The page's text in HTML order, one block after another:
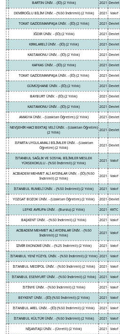
BARTIN ÜNİV. - (İÖ) (2 Yıllık) 2021 Devlet
DEMİROĞLU BİLİM ÜNİV. - (%50 İndirimli) (2 Yıllık) 2021 Vakıf
TOKAT GAZİOSMANPAŞA ÜNİV. - (İÖ) (2 Yıllık) 2021 Devlet
IĞDIR ÜNİV. - (İÖ) (2 Yıllık) 2021 Devlet
KIRKLARELİ ÜNİV. - (İÖ) (2 Yıllık) 2021 Devlet
KASTAMONU ÜNİV. - (İÖ) (2 Yıllık) 2021 Devlet
KAFKAS ÜNİV. - (İÖ) (2 Yıllık) 2021 Devlet
TOKAT GAZİOSMANPAŞA ÜNİV. - (İÖ) (2 Yıllık) 2021 Devlet
GÜMÜŞHANE ÜNİV. - (İÖ) (2 Yıllık) 2021 Devlet
BAYBURT ÜNİV. - (İÖ) (2 Yıllık) 2021 Devlet
KASTAMONU ÜNİV. - (İÖ) (2 Yıllık) 2021 Devlet
AMASYA ÜNİV. - (Uzaktan Öğretim) (2 Yıllık) 2021 Devlet
NEVŞEHİR HACI BEKTAŞ VELİ ÜNİV. - (Uzaktan Öğretim)
(2 Yıllık)
2021 Devlet
ISPARTA UYGULAMALI BİLİMLER ÜNİV. - (Uzaktan
Öğretim) (2 Yıllık)
2021 Devlet
İSTANBUL SAĞLIK VE SOSYAL BİLİMLER MESLEK
YÜKSEKOKULU - (%50 İndirimli) (2 Yıllık)
2021 Vakıf
ACIBADEM MEHMET ALİ AYDINLAR ÜNİV. - (İÖ) (%50
İndirimli) (2 Yıllık)
2021 Vakıf
İSTANBUL RUMELİ ÜNİV. - (%50 İndirimli) (2 Yıllık) 2021 Vakıf
YOZGAT BOZOK ÜNİV. - (Uzaktan Öğretim) (2 Yıllık) 2021 Devlet
LEFKE AVRUPA ÜNİV. - (Burslu) (2 Yıllık) 2021 KKTC
BAŞKENT ÜNİV. - (%50 İndirimli) (2 Yıllık) 2021 Vakıf
ACIBADEM MEHMET ALİ AYDINLAR ÜNİV. - (%50
İndirimli) (2 Yıllık)
2021 Vakıf
İZMİR EKONOMİ ÜNİV. - (%25 İndirimli) (2 Yıllık) 2021 Vakıf
İSTANBUL YENİ YÜZYIL ÜNİV. - (%50 İndirimli) (2 Yıllık) 2021 Vakıf
İSTANBUL MEDİPOL ÜNİV. - (%50 İndirimli) (2 Yıllık) 2021 Vakıf
İSTANBUL ESENYURT ÜNİV. - (%50 İndirimli) (2 Yıllık) 2021 Vakıf
İSTİNYE ÜNİV. - (%50 İndirimli) (2 Yıllık) 2021 Vakıf
BEYKENT ÜNİV. - (İÖ) (%50 İndirimli) (2 Yıllık) 2021 Vakıf
İSTANBUL AREL ÜNİV. - (İÖ) (%50 İndirimli) (2 Yıllık) 2021 Vakıf
İSTANBUL KÜLTÜR ÜNİV. - (%50 İndirimli) (2 Yıllık) 2021 Vakıf
NİŞANTAŞI ÜNİV. - (Ücretli) (2 Yıllık) 2021 Vakıf